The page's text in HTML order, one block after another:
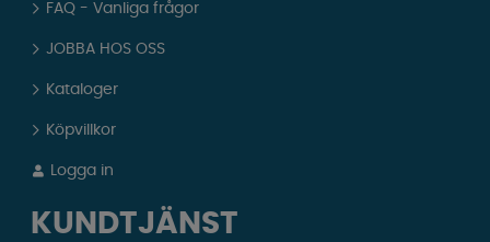
FAQ - Vanliga frågor
JOBBA HOS OSS
Kataloger
Köpvillkor
Logga in
KUNDTJÄNST